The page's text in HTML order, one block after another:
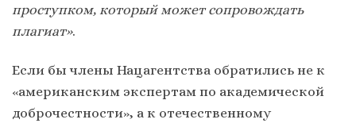
проступком, который может сопровождать
плагиат».
Если бы члены Нацагентства обратились не к
«американским экспертам по академической
доброчестности», а к отечественному